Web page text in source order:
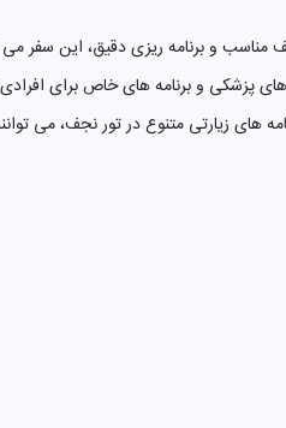
و برنامه ریزی دقیق، این سفر
و برنامه های خاص برای افرادی که
زیارتی متنوع در تور نجف، می